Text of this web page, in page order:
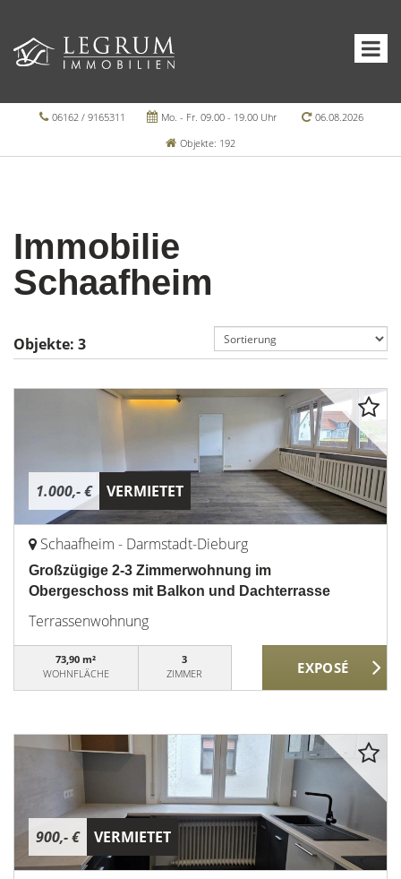
06162 / 9165311 Mo. - Fr. 09.00 - 19.00 Uhr
06.08.2026
Objekte: 192
Immobilie
Schaafheim
Objekte: 3
1.000,- € VERMIETET
Schaafheim - Darmstadt-Dieburg
Großzügige 2-3 Zimmerwohnung im
Obergeschoss mit Balkon und Dachterrasse
Terrassenwohnung
73,90 m²
WOHNFLÄCHE
3
ZIMMER
900,- € VERMIETET